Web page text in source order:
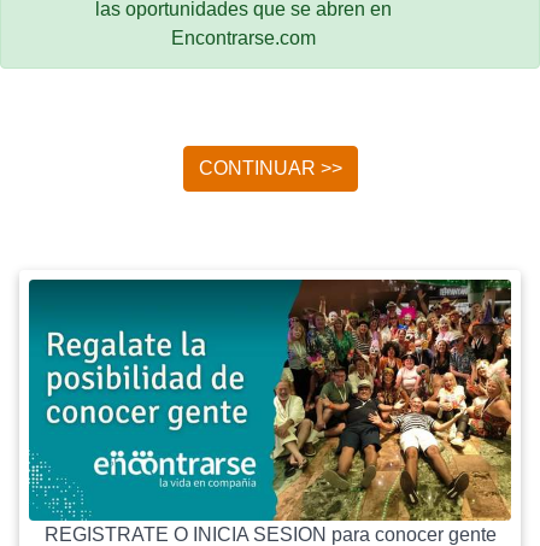
las oportunidades que se abren en
Encontrarse.com
CONTINUAR >>
REGISTRATE O INICIA SESION para conocer gente